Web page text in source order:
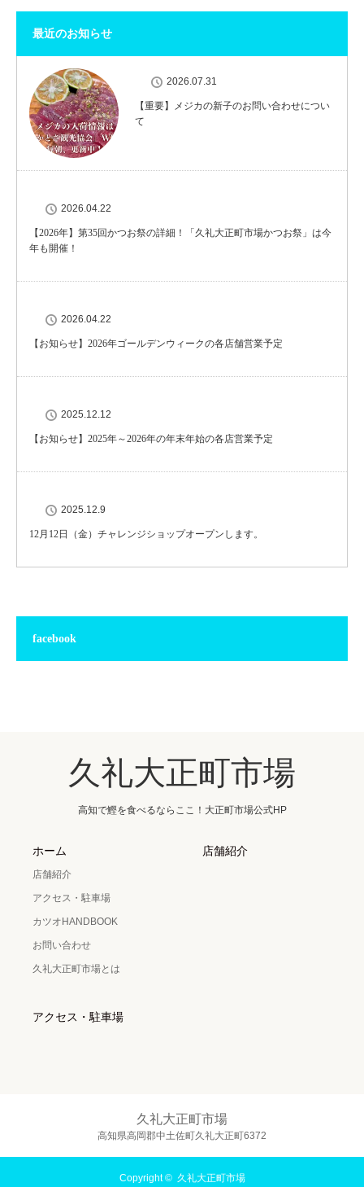
最近のお知らせ
2026.07.31
【重要】メジカの新子のお問い合わせについ
て
2026.04.22
【2026年】第35回かつお祭の詳細！「久礼大正町市場かつお祭」は今
年も開催！
2026.04.22
【お知らせ】2026年ゴールデンウィークの各店舗営業予定
2025.12.12
【お知らせ】2025年～2026年の年末年始の各店営業予定
2025.12.9
12月12日（金）チャレンジショップオープンします。
facebook
久礼大正町市場
高知で鰹を食べるならここ！大正町市場公式HP
ホーム
店舗紹介
アクセス・駐車場
カツオHANDBOOK
お問い合わせ
久礼大正町市場とは
店舗紹介
アクセス・駐車場
久礼大正町市場
高知県高岡郡中土佐町久礼大正町6372
Copyright © 久礼大正町市場